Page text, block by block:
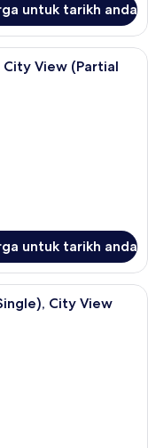
untuk tarikh anda
Room, 2 Katil Ratu
City View (Partial
untuk tarikh anda
tempat tidur
City View